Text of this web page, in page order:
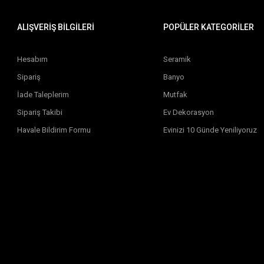
ALIŞVERİŞ BİLGİLERİ
Hesabım
Sipariş
İade Taleplerim
Sipariş Takibi
Havale Bildirim Formu
POPÜLER KATEGORİLER
Seramik
Banyo
Mutfak
Ev Dekorasyon
Evinizi 10 Günde Yeniliyoruz